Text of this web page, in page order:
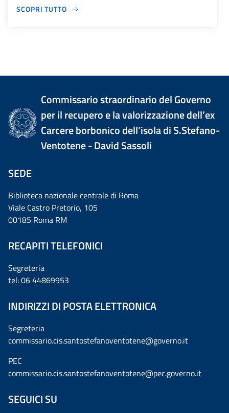
SCOPRI TUTTO
Commissario straordinario del Governo
per il recupero e la valorizzazione dell’ex
Carcere borbonico dell’isola di S.Stefano-
Ventotene - David Sassoli
SEDE
Biblioteca nazionale centrale di Roma
Viale Castro Pretorio, 105
00185 Roma RM
RECAPITI TELEFONICI
Segreteria
tel: 06 44869953
INDIRIZZI DI POSTA ELETTRONICA
Segreteria
commissario.cis.santostefanoventotene@governo.it
PEC
commissario.cis.santostefanoventotene@pec.governo.it
SEGUICI SU